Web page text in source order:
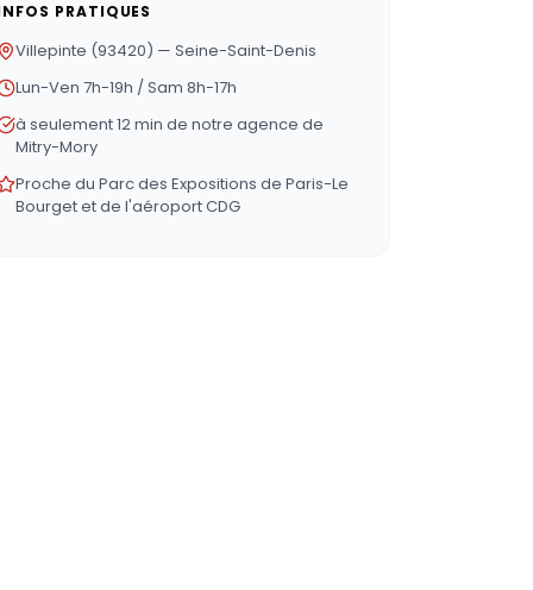
PRATIQUES
Villepinte (93420) — Seine-Saint-Denis
Lun-Ven 7h-19h / Sam 8h-17h
à seulement 12 min de notre agence de
Mitry-Mory
Proche du Parc des Expositions de Paris-Le
Bourget et de l'aéroport CDG